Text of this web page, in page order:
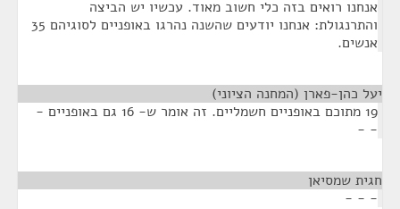
אנחנו רואים בזה כלי חשוב מאוד. עכשיו יש הביצה
והתרנגולת: אנחנו יודעים שהשנה נהרגו באופניים לסוגיהם 35
אנשים.
יעל כהן-פארן (המחנה הציוני)
19 מתוכם באופניים חשמליים. זה אומר ש- 16 גם באופניים -
- -
חגית שמסיאן
- - -